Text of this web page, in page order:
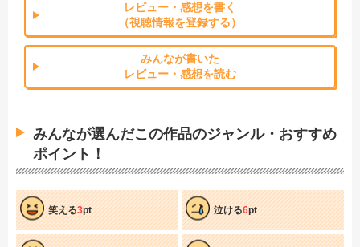
レビュー・感想を書く
（視聴情報を登録する）
みんなが書いた
レビュー・感想を読む
みんなが選んだこの作品のジャンル・おすすめ
ポイント！
笑える3pt 泣ける6pt